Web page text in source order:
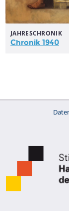
JAHRESCHRONIK
Chronik 1940